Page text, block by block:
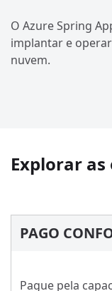
O Azure Spring
implantar e
nuvem.
Explorar as
PAGO
Pague pela